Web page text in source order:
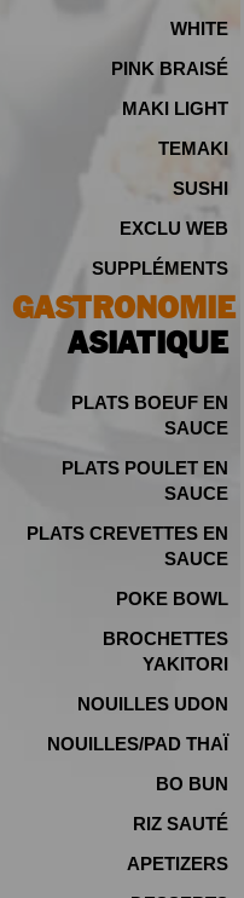
WHITE
PINK BRAISÉ
MAKI LIGHT
TEMAKI
SUSHI
EXCLU WEB
SUPPLÉMENTS
GASTRONOMIE
ASIATIQUE
PLATS BOEUF EN
SAUCE
PLATS POULET EN
SAUCE
PLATS CREVETTES EN
SAUCE
POKE BOWL
BROCHETTES
YAKITORI
NOUILLES UDON
NOUILLES/PAD THAÏ
BO BUN
RIZ SAUTÉ
APETIZERS